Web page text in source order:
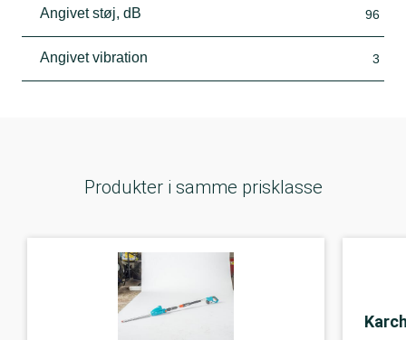
Angivet støj, dB 96
Angivet vibration 3
Produkter i samme prisklasse